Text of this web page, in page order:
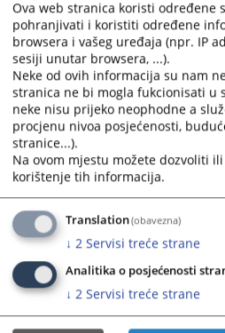
Ova web stranica koristi određene
pohranjivati i koristiti određene
browsera i vašeg uređaja (npr. IP
sesiji unutar browsera, ...).
Neke od ovih informacija su nam
stranica ne bi mogla fukcionisati u
neke nisu prijeko neophodne a
procjenu nivoa posjećenosti,
stranice...).
Na ovom mjestu možete dozvoliti
korištenje tih informacija.
Translation(obavezna)
↓ 2 Servisi treće strane
Analitika o posjećenosti
↓ 2 Servisi treće strane